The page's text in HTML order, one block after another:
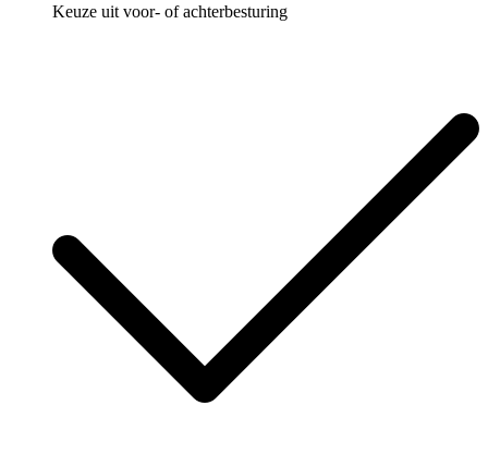
Keuze uit voor- of achterbesturing